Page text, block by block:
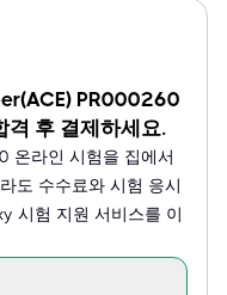
PR000260
격 후 결제하세요.
온라인 시험을 집에서
도 수수료와 시험 응시
시험 지원 서비스를 이